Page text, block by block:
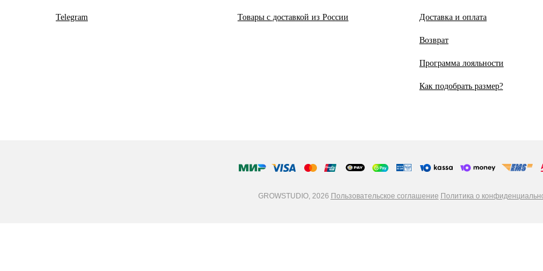
Telegram Товары с доставкой из России Доставка и оплата
Возврат
Программа лояльности
Как подобрать размер?
GROWSTUDIO, 2026 Пользовательское соглашение Политика о